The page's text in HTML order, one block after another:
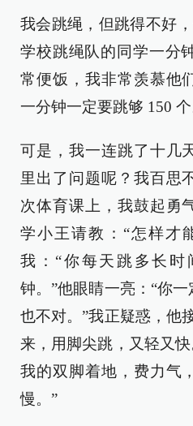
我会跳绳，但跳得不好
学校跳绳队的同学一分
常便饭，我非常羡慕他
一分钟一定要跳够 150 个
可是，我一连跳了十几
里出了问题呢？我百思
次体育课上，我鼓起勇
学小王请教：“怎样才
我：“你每天跳多长时
钟。”他眼睛一亮：“你
也不对。”我正疑惑，他
来，用脚尖跳，又轻又
我的双脚着地，费力气
慢。”